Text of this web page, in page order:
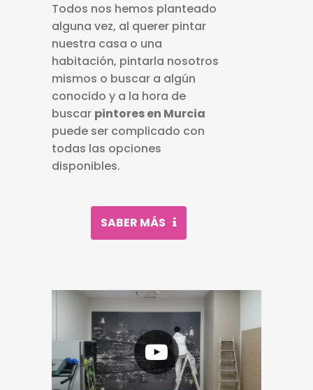
Todos nos hemos planteado
alguna vez, al querer pintar
nuestra casa o una
habitación, pintarla nosotros
mismos o buscar a algún
conocido y a la hora de
buscar pintores en Murcia
puede ser complicado con
todas las opciones
disponibles.
SABER MÁS